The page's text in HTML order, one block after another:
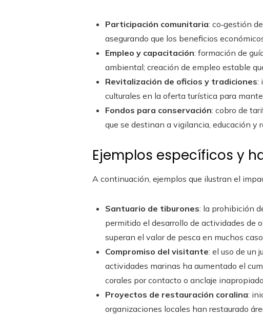
Participación comunitaria: co‑gestión
asegurando que los beneficios
Empleo y capacitación: formación de
ambiental; creación de empleo estable
Revitalización de oficios y tradiciones:
culturales en la oferta turística para
Fondos para conservación: cobro de
que se destinan a vigilancia, educación y
Ejemplos específicos y
A continuación, ejemplos que ilustran el
Santuario de tiburones: la prohibición
permitido el desarrollo de actividades de
superan el valor de pesca en muchos
Compromiso del visitante: el uso de un
actividades marinas ha aumentado el
corales por contacto o anclaje inapropiado.
Proyectos de restauración coralina:
organizaciones locales han restaurado